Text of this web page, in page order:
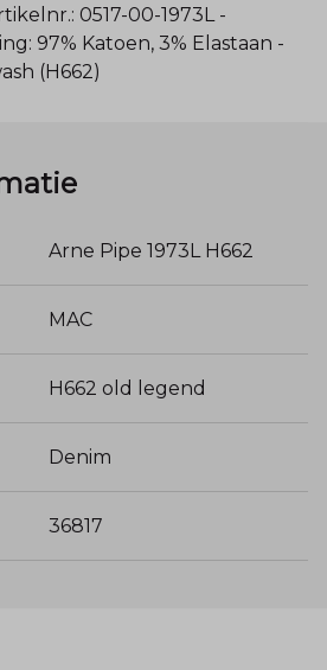
0517-00-1973L -
97% Katoen, 3% Elastaan -
(H662)
Arne Pipe 1973L H662
MAC
H662 old legend
Denim
36817